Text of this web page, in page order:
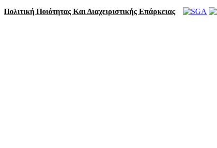
Πολιτική Ποιότητας Και Διαχειριστικής Επάρκειας